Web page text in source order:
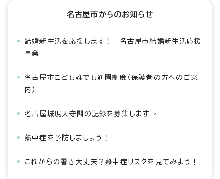
名古屋市からのお知らせ
結婚新生活を応援します！―名古屋市結婚新生活応援
事業―
名古屋市こども誰でも通園制度（保護者の方へのご案
内）
名古屋城現天守閣の記録を募集します
熱中症を予防しましょう！
これからの暑さ大丈夫？熱中症リスクを見てみよう！